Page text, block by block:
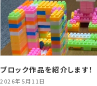
ブロック作品を紹介します！
2026年5月11日